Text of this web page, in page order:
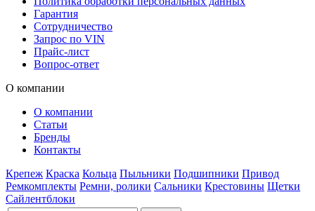
Гарантия
Сотрудничество
Запрос по VIN
Прайс-лист
Вопрос-ответ
О компании
О компании
Статьи
Бренды
Контакты
Крепеж Краска Кольца Пыльники Подшипники Привод
Ремкомплекты Ремни, ролики Сальники Крестовины Щетки
Сайлентблоки